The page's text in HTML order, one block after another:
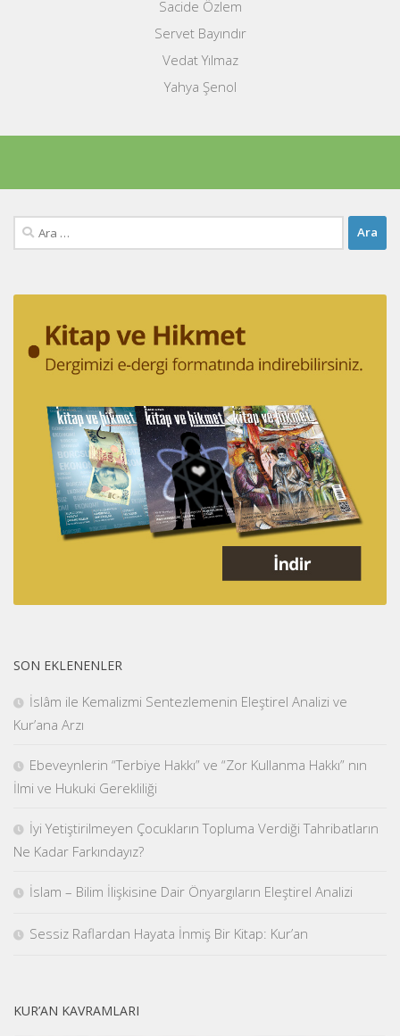
Sacide Özlem
Servet Bayındır
Vedat Yılmaz
Yahya Şenol
Arama:
SON EKLENENLER
İslâm ile Kemalizmi Sentezlemenin Eleştirel Analizi ve
Kur’ana Arzı
Ebeveynlerin “Terbiye Hakkı” ve “Zor Kullanma Hakkı” nın
İlmi ve Hukuki Gerekliliği
İyi Yetiştirilmeyen Çocukların Topluma Verdiği Tahribatların
Ne Kadar Farkındayız?
İslam – Bilim İlişkisine Dair Önyargıların Eleştirel Analizi
Sessiz Raflardan Hayata İnmiş Bir Kitap: Kur’an
KUR’AN KAVRAMLARI